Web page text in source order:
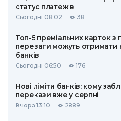
статус платежів
Сьогодні 08:02 38
Топ-5 преміальних карток з
переваги можуть отримати
банків
Сьогодні 06:50 176
Нові ліміти банків: кому
перекази вже у серпні
Вчора 13:10 2889